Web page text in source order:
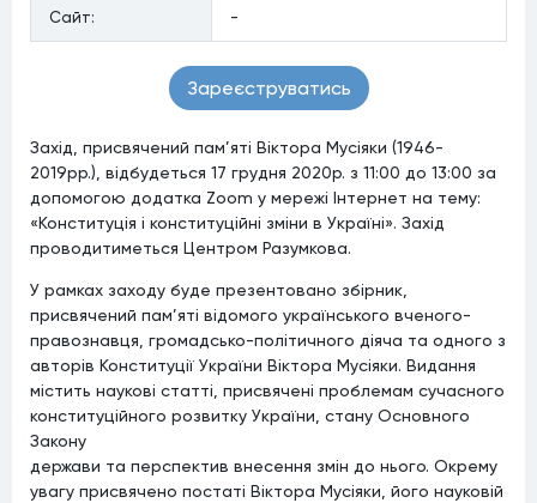
Сайт: -
Зареєструватись
Захід, присвячений пам’яті Віктора Мусіяки (1946-
2019рр.), відбудеться 17 грудня 2020р. з 11:00 до 13:00 за
допомогою додатка Zoom у мережі Інтернет на тему:
«Конституція і конституційні зміни в Україні». Захід
проводитиметься Центром Разумкова.
У рамках заходу буде презентовано збірник,
присвячений пам’яті відомого українського вченого-
правознавця, громадсько-політичного діяча та одного з
авторів Конституції України Віктора Мусіяки. Видання
містить наукові статті, присвячені проблемам сучасного
конституційного розвитку України, стану Основного
Закону
держави та перспектив внесення змін до нього. Окрему
увагу присвячено постаті Віктора Мусіяки, його науковій